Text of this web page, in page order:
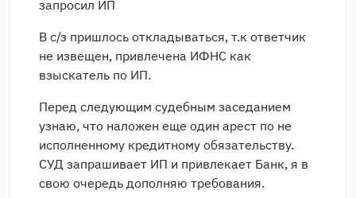
запросил ИП
В с/з пришлось откладываться, т.к ответчик
не извещен, привлечена ИФНС как
взыскатель по ИП.
Перед следующим судебным заседанием
узнаю, что наложен еще один арест по не
исполненному кредитному обязательству.
СУД запрашивает ИП и привлекает Банк, я в
свою очередь дополняю требования.